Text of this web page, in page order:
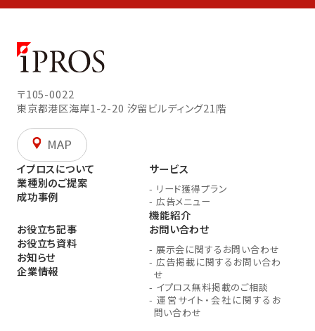
〒105-0022
東京都港区海岸1-2-20 汐留ビルディング21階
MAP
イプロスについて
業種別のご提案
成功事例
サービス
- リード獲得プラン
- 広告メニュー
機能紹介
お役立ち記事
お役立ち資料
お知らせ
企業情報
お問い合わせ
- 展示会に関するお問い合わせ
- 広告掲載に関するお問い合わ
せ
- イプロス無料掲載のご相談
- 運営サイト・会社に関するお
問い合わせ